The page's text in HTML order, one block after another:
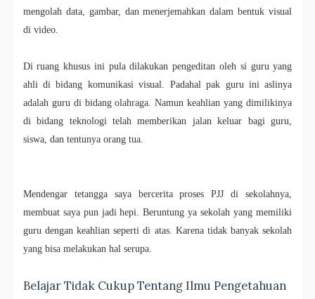
mengolah data, gambar, dan menerjemahkan dalam bentuk visual
di video.
Di ruang khusus ini pula dilakukan pengeditan oleh si guru yang
ahli di bidang komunikasi visual. Padahal pak guru ini aslinya
adalah guru di bidang olahraga. Namun keahlian yang dimilikinya
di bidang teknologi telah memberikan jalan keluar bagi guru,
siswa, dan tentunya orang tua.
Mendengar tetangga saya bercerita proses PJJ di sekolahnya,
membuat saya pun jadi hepi. Beruntung ya sekolah yang memiliki
guru dengan keahlian seperti di atas. Karena tidak banyak sekolah
yang bisa melakukan hal serupa.
Belajar Tidak Cukup Tentang Ilmu Pengetahuan